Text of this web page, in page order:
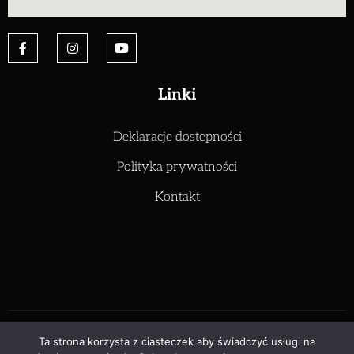
Linki
Deklaracje dostepności
Polityka prywatności
Kontakt
Zespół Szkół Elektryczno Mechanicznych – Sankofa
Ta strona korzysta z ciasteczek aby świadczyć usługi na